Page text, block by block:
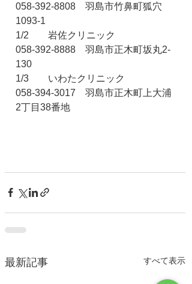
058-392-8808　羽島市竹鼻町狐穴
1093-1
1/2　　岩佐クリニック
058-392-8888　羽島市正木町坂丸2-
130
1/3　　いわたクリニック
058-394-3017　羽島市正木町上大浦
2丁目38番地
最新記事 すべて表示